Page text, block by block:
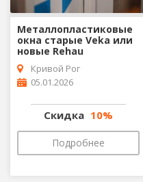
Металлопластиковые
окна старые Veka или
новые Rehau
Кривой Рог
05.01.2026
Скидка 10%
Подробнее